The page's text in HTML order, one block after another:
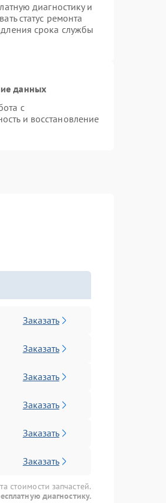
диагностику и
статус ремонта
срока службы
данных
с
и восстановление
Заказать
Заказать
Заказать
Заказать
Заказать
Заказать
стоимости запчастей.
диагностику.